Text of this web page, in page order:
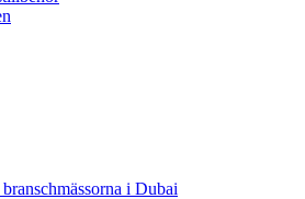
i Dubai